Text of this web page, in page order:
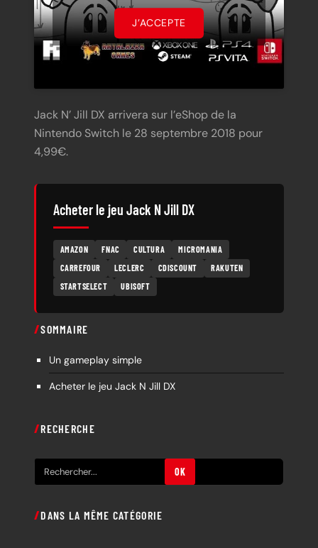
J’ACCEPTE
Jack N’ Jill DX arrivera sur l’eShop de la
Nintendo Switch le 28 septembre 2018 pour
4,99€.
Acheter le jeu Jack N Jill DX
AMAZON FNAC CULTURA
MICROMANIA
CARREFOUR
LECLERC CDISCOUNT
RAKUTEN
STARTSELECT
UBISOFT
SOMMAIRE
Un gameplay simple
Acheter le jeu Jack N Jill DX
RECHERCHE
e
h
OK
DANS LA MÊME CATÉGORIE